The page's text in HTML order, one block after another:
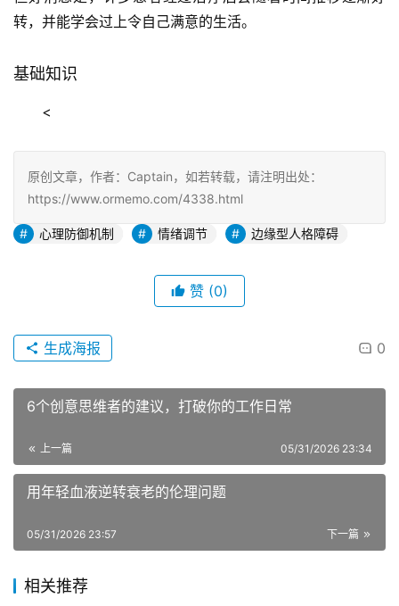
转，并能学会过上令自己满意的生活。
基础知识
<
原创文章，作者：Captain，如若转载，请注明出处：
https://www.ormemo.com/4338.html
心理防御机制 情绪调节 边缘型人格障碍
赞 (0)
0
生成海报
6个创意思维者的建议，打破你的工作日常
上一篇 05/31/2026 23:34
用年轻血液逆转衰老的伦理问题
下一篇
05/31/2026 23:57
相关推荐